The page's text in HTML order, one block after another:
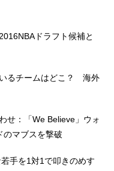
ドラフト候補と
るチームはどこ？ 海外
せ：「We Believe」ウォ
のマブスを撃破
若手を1対1で叩きのめす